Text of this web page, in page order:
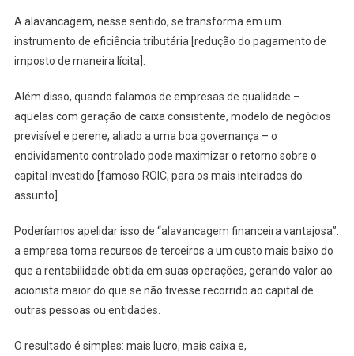
A alavancagem, nesse sentido, se transforma em um
instrumento de eficiência tributária [redução do pagamento de
imposto de maneira lícita].
Além disso, quando falamos de empresas de qualidade –
aquelas com geração de caixa consistente, modelo de negócios
previsível e perene, aliado a uma boa governança – o
endividamento controlado pode maximizar o retorno sobre o
capital investido [famoso ROIC, para os mais inteirados do
assunto].
Poderíamos apelidar isso de “alavancagem financeira vantajosa”:
a empresa toma recursos de terceiros a um custo mais baixo do
que a rentabilidade obtida em suas operações, gerando valor ao
acionista maior do que se não tivesse recorrido ao capital de
outras pessoas ou entidades.
O resultado é simples: mais lucro, mais caixa e,